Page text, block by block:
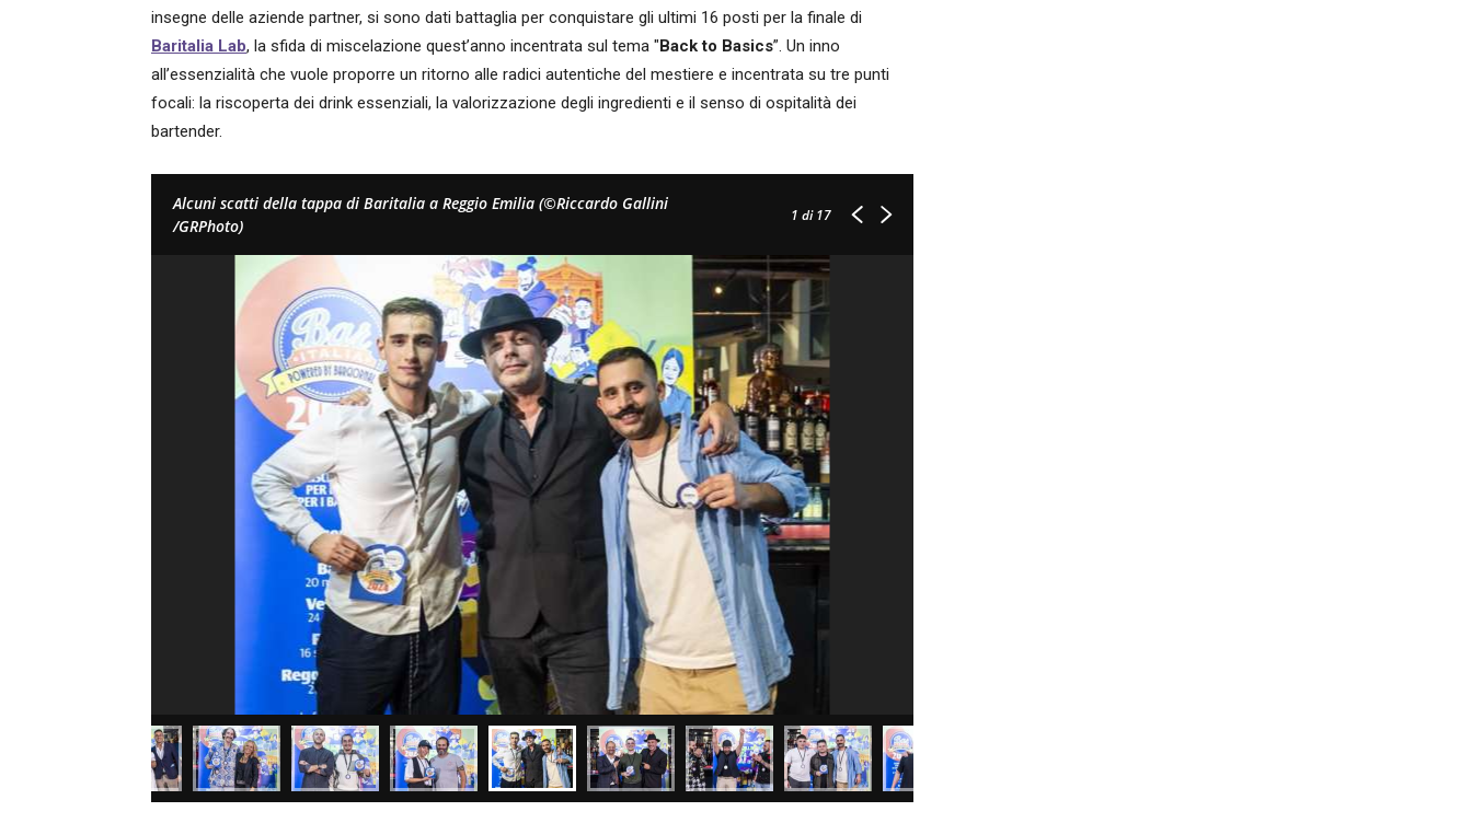
insegne delle aziende partner, si sono dati battaglia per conquistare gli ultimi 16 posti per la finale di
Baritalia Lab, la sfida di miscelazione quest’anno incentrata sul tema "Back to Basics”. Un inno
all’essenzialità che vuole proporre un ritorno alle radici autentiche del mestiere e incentrata su tre punti
focali: la riscoperta dei drink essenziali, la valorizzazione degli ingredienti e il senso di ospitalità dei
bartender.
Alcuni scatti della tappa di Baritalia a Reggio Emilia (©Riccardo Gallini
/GRPhoto)
1 di 17